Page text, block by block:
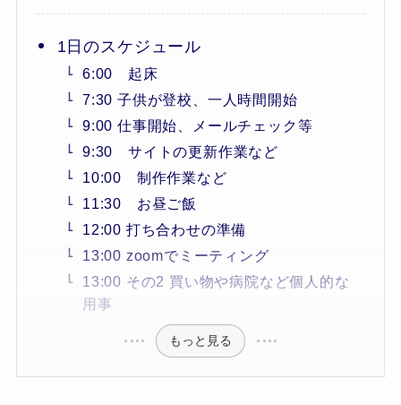
1日のスケジュール
6:00 起床
7:30 子供が登校、一人時間開始
9:00 仕事開始、メールチェック等
9:30 サイトの更新作業など
10:00 制作作業など
11:30 お昼ご飯
12:00 打ち合わせの準備
13:00 zoomでミーティング
13:00 その2 買い物や病院など個人的な
用事
もっと見る